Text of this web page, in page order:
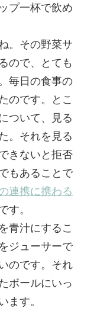
プ一杯で飲め
。その野菜サ
ので、とても
毎日の食事の
のです。とこ
ついて、見る
。それを見る
きないと拒否
もあることで
連携に携わる
す。
青汁にするこ
ジューサーで
のです。それ
ボールにいっ
ます。